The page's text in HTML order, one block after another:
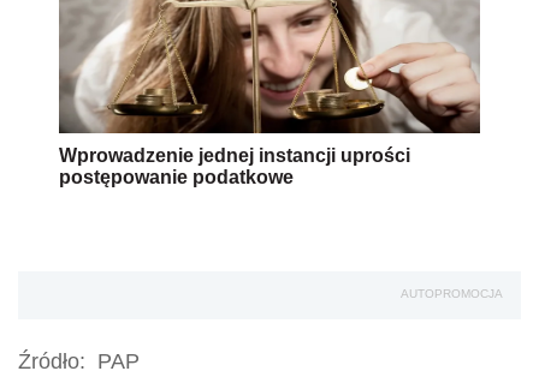
Wprowadzenie jednej instancji uprości
postępowanie podatkowe
AUTOPROMOCJA
Źródło: PAP